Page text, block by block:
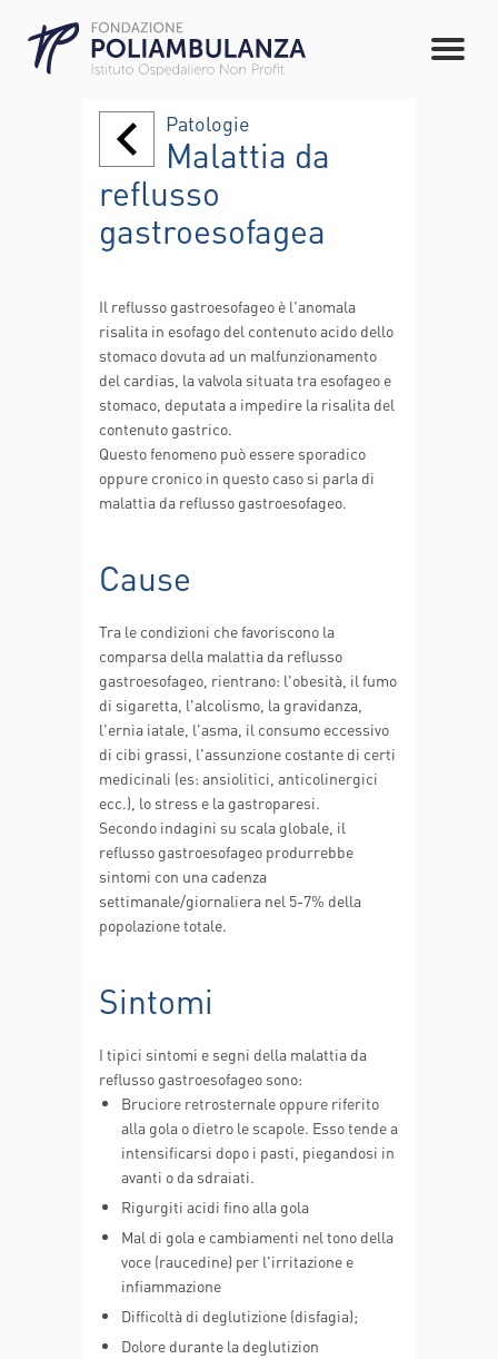
Patologie
Malattia da
reflusso
gastroesofagea
Il reflusso gastroesofageo è l'anomala
risalita in esofago del contenuto acido dello
stomaco dovuta ad un malfunzionamento
del cardias, la valvola situata tra esofageo e
stomaco, deputata a impedire la risalita del
contenuto gastrico.
Questo fenomeno può essere sporadico
oppure cronico in questo caso si parla di
malattia da reflusso gastroesofageo.
Cause
Tra le condizioni che favoriscono la
comparsa della malattia da reflusso
gastroesofageo, rientrano: l'obesità, il fumo
di sigaretta, l'alcolismo, la gravidanza,
l'ernia iatale, l'asma, il consumo eccessivo
di cibi grassi, l'assunzione costante di certi
medicinali (es: ansiolitici, anticolinergici
ecc.), lo stress e la gastroparesi.
Secondo indagini su scala globale, il
reflusso gastroesofageo produrrebbe
sintomi con una cadenza
settimanale/giornaliera nel 5-7% della
popolazione totale.
Sintomi
I tipici sintomi e segni della malattia da
reflusso gastroesofageo sono:
Bruciore retrosternale oppure riferito
alla gola o dietro le scapole. Esso tende a
intensificarsi dopo i pasti, piegandosi in
avanti o da sdraiati.
Rigurgiti acidi fino alla gola
Mal di gola e cambiamenti nel tono della
voce (raucedine) per l'irritazione e
infiammazione
Difficoltà di deglutizione (disfagia);
Dolore durante la deglutizion